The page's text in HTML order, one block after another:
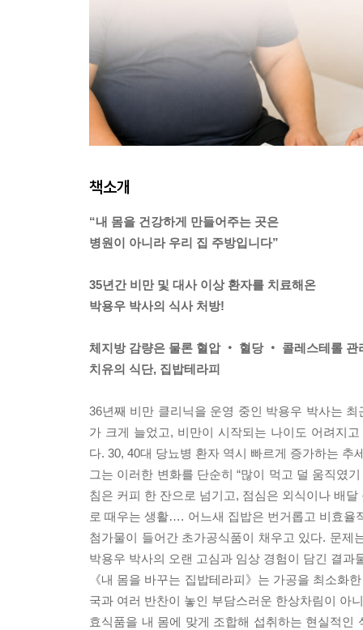
책소개
“내 몸을 건강하게 만들어주는 곳은
병원이 아니라 우리 집 주방입니다”
35년간 비만 및 대사 이상 환자를 치료해온
박용우 박사의 식사 처방!
체지방 감량은 물론 혈압 ‧ 혈당 ‧ 콜레스테롤 관
치유의 식단, 집밥테라피
36년째 비만 클리닉을 운영 중인 박용우 박사는
가 크게 늘었고, 비만이 시작되는 나이도 어려지
다. 30, 40대 당뇨병 환자 역시 빠르게 증가하는 추
그는 이러한 변화를 단순히 “많이 먹고 덜 움직였
침은 커피 한 잔으로 넘기고, 점심은 외식이나 배
로 때우는 생활…. 어느새 집밥은 번거롭고 비효율
첨가물이 들어간 초가공식품이 채우고 있다. 문
박용우 박사의 오랜 고심과 임상 경험이 담긴 결과
《내 몸을 바꾸는 집밥테라피》는 가공을 최소화
국과 여러 반찬이 놓인 부담스러운 한상차림이 아
효식품을 내 몸에 맞게 조합해 섭취하는 현실적